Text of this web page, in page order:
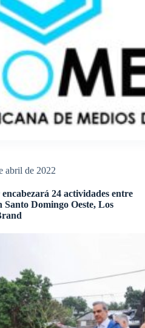
abril de 2022
24 actividades entre
Santo Domingo Oeste, Los